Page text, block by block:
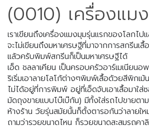
(0010) เครื่องแม
เราเขียนถึงเครื่องแมงมุมรุ่นแรกของโลกไ
จะไม่เขียนถึงมหาเศรษฐีที่มาจากการสกรีนเ
แล้วครับพิมพ์สกรีนก็เป็นมหาเศรษฐีได้
เอ็ด ชลลาเคียน เป็นครอบครัวอาร์เมเนียนอ
ริเริ่มเอาลายโลโก้ต่างๆพิมพ์เสื้อด้วยสีพิกเ
ไม่ได้อยู่ที่การพิมพ์ อยู่ที่เอ็ดจับเอาเสื้อมาใส่
มัดถุงขายแบบโบ๊เบ๊กัน) มีทั้งใส่รถไปขายตา
ห้างร้าน วัยรุ่นสมัยนั้นก็ตั้งตารอกันว่าลายให
ถามว่ารวยขนาดไหน ก็รวยขนาดสะสมรถคา